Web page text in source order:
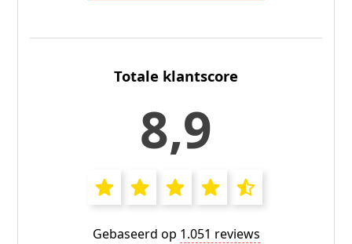
Totale klantscore
8,9
Gebaseerd op 1.051 reviews